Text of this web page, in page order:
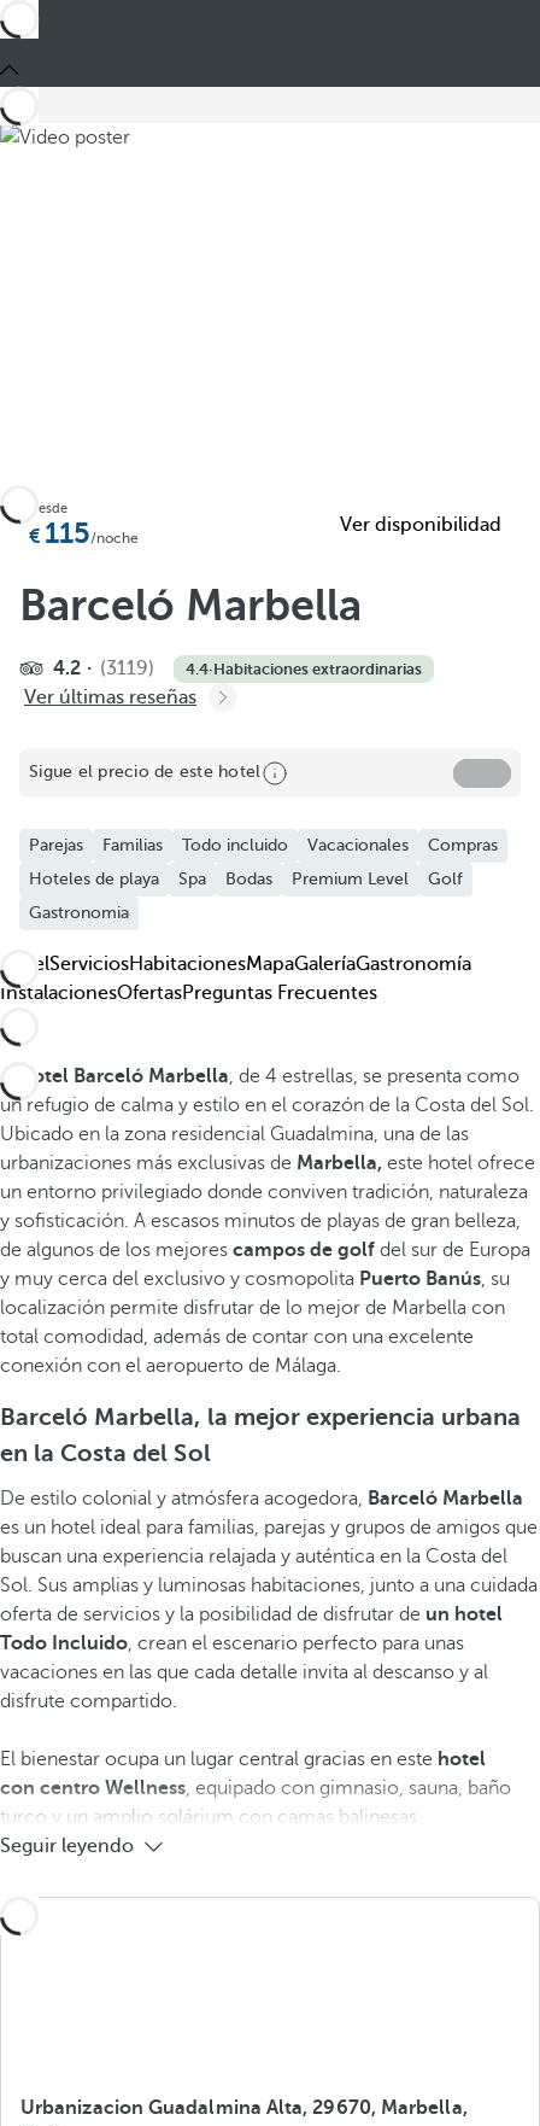
Añadir a favoritos
Ver más fotos y videos
Desde
115/noche
Ver disponibilidad
Barceló Marbella
4.2 (3119) 4.4·Habitaciones extraordinarias
Ver últimas reseñas
Sigue el precio de este hotel
Parejas Familias Todo incluido Vacacionales
Compras
Hoteles de playa
Spa Bodas Premium Level
Golf
Gastronomia
HotelServiciosHabitacionesMapaGaleríaGastronomía
InstalacionesOfertasPreguntas Frecuentes
El hotel Barceló Marbella, de 4 estrellas, se presenta como
un refugio de calma y estilo en el corazón de la Costa del Sol.
Ubicado en la zona residencial Guadalmina, una de las
urbanizaciones más exclusivas de Marbella, este hotel ofrece
un entorno privilegiado donde conviven tradición, naturaleza
y sofisticación. A escasos minutos de playas de gran belleza,
de algunos de los mejores campos de golf del sur de Europa
y muy cerca del exclusivo y cosmopolita Puerto Banús, su
localización permite disfrutar de lo mejor de Marbella con
total comodidad, además de contar con una excelente
conexión con el aeropuerto de Málaga.
Barceló Marbella, la mejor experiencia urbana
en la Costa del Sol
De estilo colonial y atmósfera acogedora, Barceló Marbella
es un hotel ideal para familias, parejas y grupos de amigos que
buscan una experiencia relajada y auténtica en la Costa del
Sol. Sus amplias y luminosas habitaciones, junto a una cuidada
oferta de servicios y la posibilidad de disfrutar de un hotel
Todo Incluido, crean el escenario perfecto para unas
vacaciones en las que cada detalle invita al descanso y al
disfrute compartido.
El bienestar ocupa un lugar central gracias en este hotel
con centro Wellness, equipado con gimnasio, sauna, baño
turco y un amplio solárium con camas balinesas.
Seguir leyendo
Urbanizacion Guadalmina Alta, 29670, Marbella,